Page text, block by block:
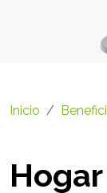
Inicio